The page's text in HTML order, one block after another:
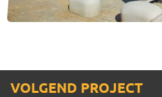
VOLGEND PROJECT